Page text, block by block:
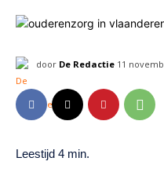
door De Redactie 11